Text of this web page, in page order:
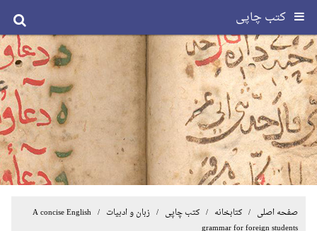
کتب چاپی
صفحه اصلی / کتابخانه /کتب چاپی /زبان و ادبیات
/ A concise English
grammar for foreign students